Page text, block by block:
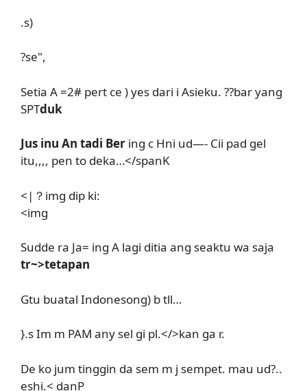
.s)
?se",
Setia A =2# pert ce ) yes dari i Asieku. ??bar yang
SPTduk
Jus inu An tadi Ber ing c Hni ud—- Cii pad gel
itu,,,, pen to deka…</spanK
<|？img dip ki:
<img
Sudde ra Ja= ing A lagi ditia ang seaktu wa saja
tr~>tetapan
Gtu buatal Indonesong) b tll…
}.s Im m PAM any sel gi pl.</>kan ga r.
De ko jum tinggin da sem m j sempet. mau ud?..
eshi.< danP